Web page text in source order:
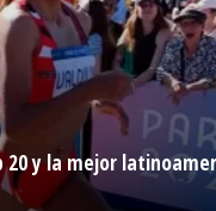
20 y la mejor